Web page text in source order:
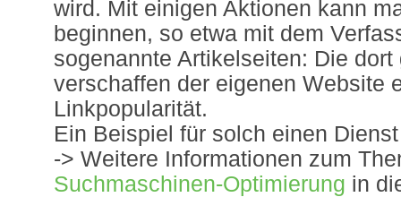
wird. Mit einigen Aktionen kann
beginnen, so etwa mit dem
sogenannte Artikelseiten: Die
verschaffen der eigenen Website
Linkpopularität.
Ein Beispiel für solch einen
-> Weitere Informationen zum
Suchmaschinen-Optimierung in